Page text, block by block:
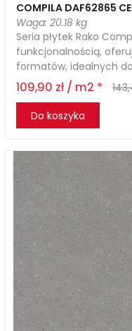
COMPILA DAF62865
Waga: 20.18 kg
Seria płytek Rako
funkcjonalnością,
formatów, idealnych
109,90 zł / m2 *
Do koszyka